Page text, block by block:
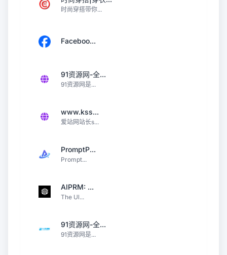
时尚穿搭带你...
Faceboo...
91资源网-全...
91资源网是...
www.kss...
爱站网站长s...
PromptP...
Prompt...
AIPRM: ...
The Ul...
91资源网-全...
91资源网是...